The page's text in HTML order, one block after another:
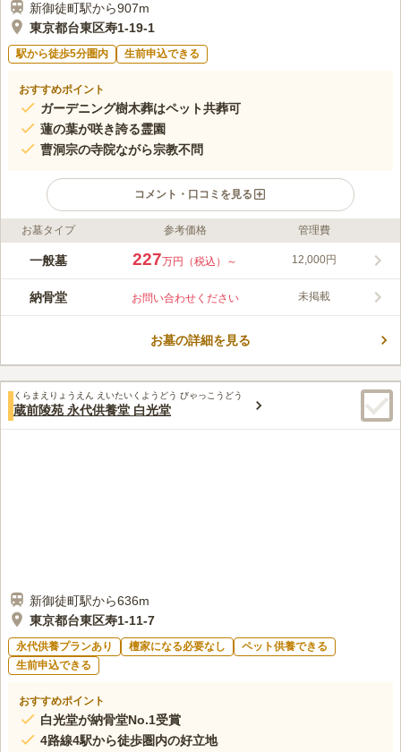
新御徒町駅から907m
東京都台東区寿1-19-1
駅から徒歩5分圏内 生前申込できる
おすすめポイント
ガーデニング樹木葬はペット共葬可
蓮の葉が咲き誇る霊園
曹洞宗の寺院ながら宗教不問
コメント・口コミを見る
ライフドット編集部のコメント
東京都台東区にある徳川家ゆかりの寺院で、永代供養墓となって
り、慶長16年（1611年）に八丁堀に創建したと言われていま
す。 曹洞宗の寺院ですが、宗教不問で、誰でも安心して利用で
みや夫婦のみと、お好みで選ぶことができます。園内は、自然に
この霊園はまだ誰からも評価されていません。
お墓タイプ 参考価格 管理費
一般墓 227万円（税込）～ 12,000円
納骨堂 お問い合わせください 未掲載
お墓の詳細を見る
くらまえりょうえん えいたいくようどう びゃっこうどう
蔵前陵苑 永代供養堂 白光堂
新御徒町駅から636m
東京都台東区寿1-11-7
永代供養プランあり 檀家になる必要なし
ペット供養できる
生前申込できる
おすすめポイント
白光堂が納骨堂No.1受賞
4路線4駅から徒歩圏内の好立地